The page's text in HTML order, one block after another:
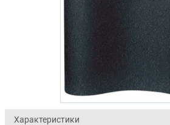
Характеристики